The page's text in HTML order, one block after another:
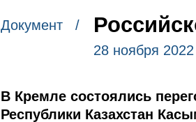
Документ /
28 ноября
В Кремле состоялись
Республики Казахстан